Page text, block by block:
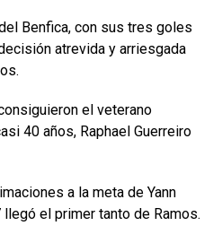
Benfica, con sus tres goles
atrevida y arriesgada
el veterano
40 años, Raphael Guerreiro
a la meta de Yann
el primer tanto de Ramos.